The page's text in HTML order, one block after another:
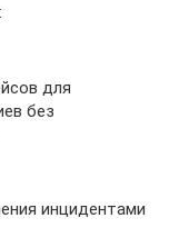
для
без
инцидентами